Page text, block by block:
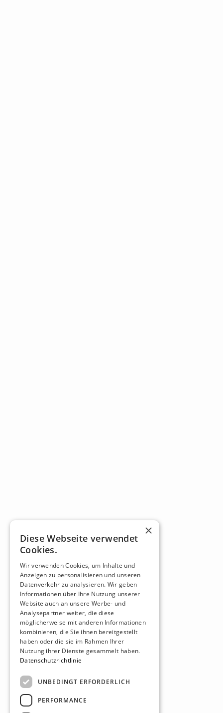
×
Diese Webseite verwendet
Cookies.
Wir verwenden Cookies, um Inhalte und
Anzeigen zu personalisieren und unseren
Datenverkehr zu analysieren. Wir geben
Informationen über Ihre Nutzung unserer
Website auch an unsere Werbe- und
Analysepartner weiter, die diese
möglicherweise mit anderen Informationen
kombinieren, die Sie ihnen bereitgestellt
haben oder die sie im Rahmen Ihrer
Nutzung ihrer Dienste gesammelt haben.
Datenschutzrichtlinie
UNBEDINGT ERFORDERLICH
PERFORMANCE